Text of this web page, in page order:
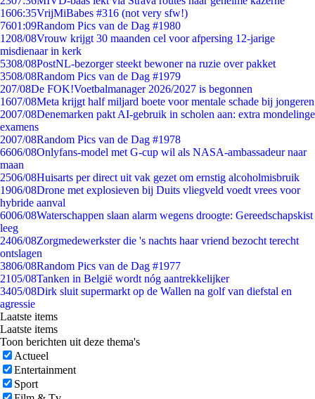
1606:35VrijMiBabes #316 (not very sfw!)
7601:09Random Pics van de Dag #1980
1208/08Vrouw krijgt 30 maanden cel voor afpersing 12-jarige
misdienaar in kerk
5308/08PostNL-bezorger steekt bewoner na ruzie over pakket
3508/08Random Pics van de Dag #1979
207/08De FOK!Voetbalmanager 2026/2027 is begonnen
1607/08Meta krijgt half miljard boete voor mentale schade bij jongeren
2007/08Denemarken pakt AI-gebruik in scholen aan: extra mondelinge
examens
2007/08Random Pics van de Dag #1978
6606/08Onlyfans-model met G-cup wil als NASA-ambassadeur naar
maan
2506/08Huisarts per direct uit vak gezet om ernstig alcoholmisbruik
1906/08Drone met explosieven bij Duits vliegveld voedt vrees voor
hybride aanval
6006/08Waterschappen slaan alarm wegens droogte: Gereedschapskist
leeg
2406/08Zorgmedewerkster die 's nachts haar vriend bezocht terecht
ontslagen
3806/08Random Pics van de Dag #1977
2105/08Tanken in België wordt nóg aantrekkelijker
3405/08Dirk sluit supermarkt op de Wallen na golf van diefstal en
agressie
Laatste items
Laatste items
Toon berichten uit deze thema's
Actueel
Entertainment
Sport